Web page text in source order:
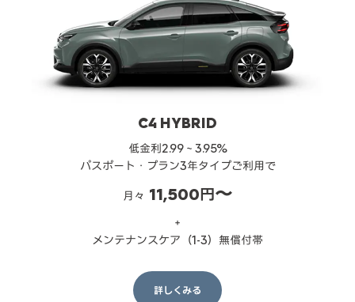
C4 HYBRID
低金利2.99～3.95%
パスポート・プラン3年タイプご利用で
月々 11,500円〜
＋
メンテナンスケア（1-3）無償付帯
詳しくみる